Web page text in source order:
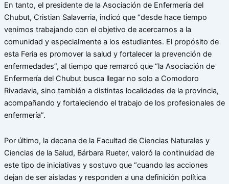
En tanto, el presidente de la Asociación de Enfermería del
Chubut, Cristian Salaverria, indicó que “desde hace tiempo
venimos trabajando con el objetivo de acercarnos a la
comunidad y especialmente a los estudiantes. El propósito de
esta Feria es promover la salud y fortalecer la prevención de
enfermedades”, al tiempo que remarcó que “la Asociación de
Enfermería del Chubut busca llegar no solo a Comodoro
Rivadavia, sino también a distintas localidades de la provincia,
acompañando y fortaleciendo el trabajo de los profesionales de
enfermería”.
Por último, la decana de la Facultad de Ciencias Naturales y
Ciencias de la Salud, Bárbara Rueter, valoró la continuidad de
este tipo de iniciativas y sostuvo que “cuando las acciones
dejan de ser aisladas y responden a una definición política